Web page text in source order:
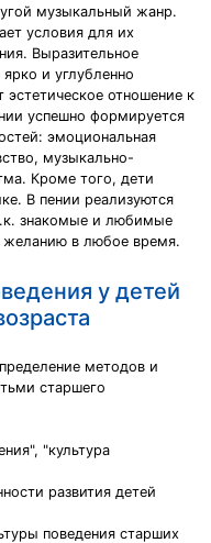
музыкальный жанр.
условия для их
Выразительное
и углубленно
отношение к
успешно формируется
эмоциональная
музыкально-
Кроме того, дети
В пении реализуются
знакомые и любимые
желанию в любое время.
у детей
методов и
старшего
"культура
развития детей
поведения старших